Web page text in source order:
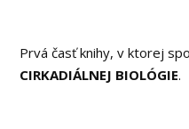
Prvá časť knihy, v ktorej
CIRKADIÁLNEJ BIOLÓGIE.